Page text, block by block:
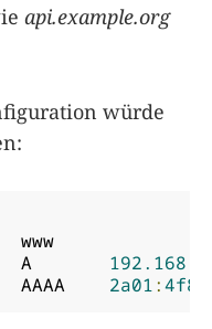
api.example.org
würde
192.168
2a01:4f8